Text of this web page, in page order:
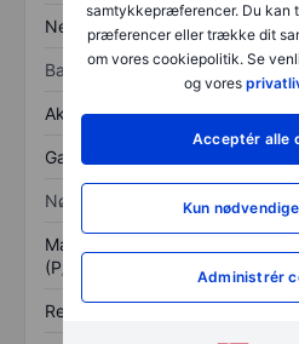
samtykkepræferencer. Du kan
præferencer eller trække dit
om vores cookiepolitik. Se
og vores
Acceptér alle
Kun
Administrér
Nettoresultat
Balance
Aktiver i alt
Gæld
Nøgletal
Markedsværdi/omsætning
(P/S)
Resultat pr. aktie (EPS)